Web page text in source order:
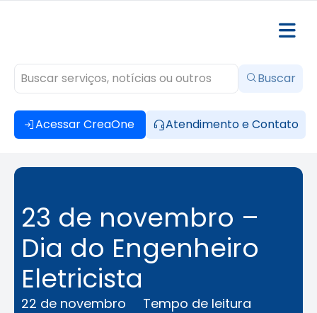
Acessar CreaOne Atendimento e Contato
Buscar
23 de novembro –
Dia do Engenheiro
Eletricista
22 de novembro
Tempo de leitura